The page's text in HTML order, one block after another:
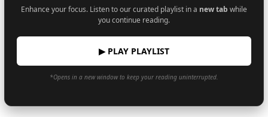
Enhance your focus. Listen to our curated playlist in a new tab while
you continue reading.
▶ PLAY PLAYLIST
*Opens in a new window to keep your reading uninterrupted.